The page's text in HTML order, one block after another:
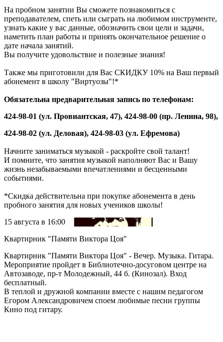
На пробном занятии Вы сможете познакомиться с
преподавателем, спеть или сыграть на любимом инструменте,
узнать какие у вас данные, обозначить свои цели и задачи,
наметить план работы и принять окончательное решение о
дате начала занятий.
Вы получите удовольствие и полезные знания!
Также мы приготовили для Вас СКИДКУ 10% на Ваш первый
абонемент в школу "Виртуозы"!*
Обязательна предварительная запись по телефонам:
424-98-01 (ул. Провиантская, 47), 424-98-00 (пр. Ленина, 98),
424-98-02 (ул. Деловая), 424-98-03 (ул. Ефремова)
Начните заниматься музыкой - раскройте свой талант!
И помните, что занятия музыкой наполняют Вас и Вашу
жизнь незабываемыми впечатлениями и бесценными
событиями.
*Скидка действительна при покупке абонемента в день
пробного занятия для новых учеников школы!
15 августа в 16:00
Квартирник "Памяти Виктора Цоя"
Квартирник "Памяти Виктора Цоя" - Вечер. Музыка. Гитара.
Мероприятие пройдет в Библиотечно-досуговом центре на
Автозаводе, пр-т Молодежный, 44 б. (Кинозал). Вход
бесплатный.
В теплой и дружной компании вместе с нашим педагогом
Егором Александровичем споем любимые песни группы
Кино под гитару.